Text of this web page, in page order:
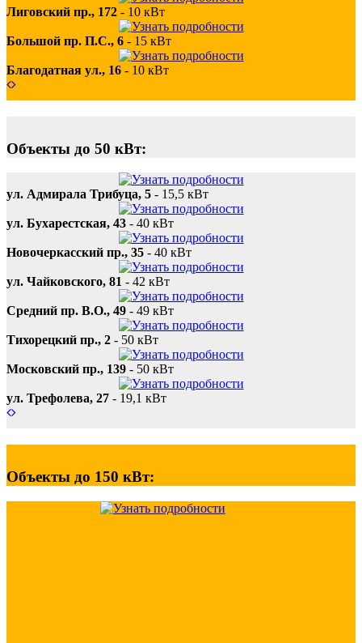
Лиговский пр., 172 - 10 кВт
Большой пр. П.С., 6 - 15 кВт
Благодатная ул., 16 - 10 кВт
Объекты до 50 кВт:
ул. Адмирала Трибуца, 5 - 15,5 кВт
ул. Бухарестская, 43 - 40 кВт
Новочеркасский пр., 35 - 40 кВт
ул. Чайковского, 81 - 42 кВт
Средний пр. В.О., 49 - 49 кВт
Тихорецкий пр., 2 - 50 кВт
Московский пр., 139 - 50 кВт
ул. Трефолева, 27 - 19,1 кВт
Объекты до 150 кВт: